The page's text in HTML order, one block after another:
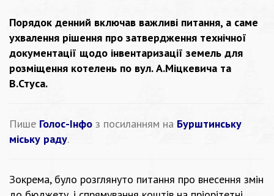
Порядок денний включав важливі питання, а саме
ухвалення рішення про затвердження технічної
документації щодо інвентаризації земель для
розміщення котелень по вул. А.Міцкевича та
В.Стуса.
Пише Голос-Інфо з посиланням на Бурштинську
міську раду.
Зокрема, було розглянуто питання про внесення змін